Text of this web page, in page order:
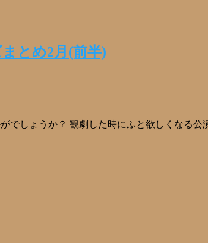
とめ2月(前半)
でしょうか？ 観劇した時にふと欲しくなる